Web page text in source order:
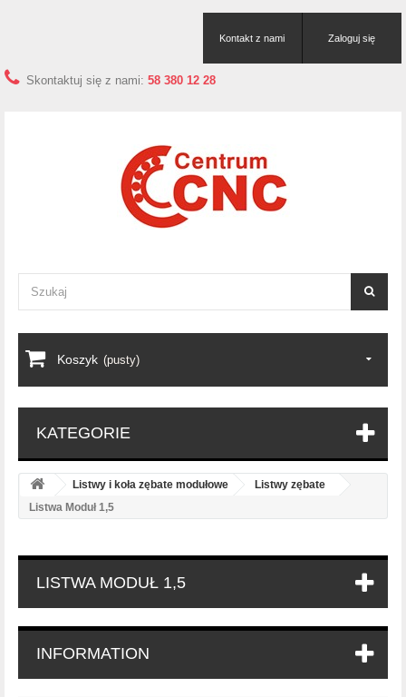
Zaloguj się
Kontakt z nami
Skontaktuj się z nami: 58 380 12 28
Koszyk (pusty)
KATEGORIE
Listwy i koła zębate modułowe
Listwy zębate
Listwa Moduł 1,5
LISTWA MODUŁ 1,5
INFORMATION